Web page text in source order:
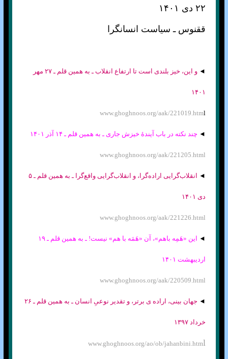
۲۲ دی ۱۴۰۱
ققنوس ـ سیاست انسانگرا
◄ و این، خیز بلندی است تا ارتفاع انقلاب ـ به همین قلم ـ ۲۷ مهر
۱۴۰۱
www.ghoghnoos.org/aak/221019.html
◄ چند نکته در باب آیندهٔ خیزش جاری ـ به همین قلم ـ ۱۴ آذر ۱۴۰۱
www.ghoghnoos.org/aak/221205.html
◄ انقلاب‌گرایی اراده‌گرا، و انقلاب‌گرایی واقع‌گرا ـ به همین قلم ـ ۵
دی ۱۴۰۱
www.ghoghnoos.org/aak/221226.html
◄ این «هَمِه باهم»، آن «هَمَه با هم» نیست! ـ به همین قلم ـ ۱۹
اردیبهشت ۱۴۰۱
www.ghoghnoos.org/aak/220509.html
◄ جهان بینی، اراده ی برتر، و تقدیر نوعیِ انسان ـ به همین قلم ـ ۲۶
خرداد ۱۳۹۷
www.ghoghnoos.org/ao/ob/jahanbini.html